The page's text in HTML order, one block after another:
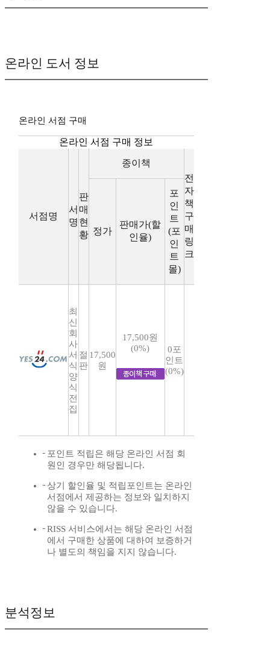
온라인 도서 정보
온라인 서점 구매
온라인 서점 구매 정보
서점명
서
명
판
매
현
황
종이책
전
자
책
구
매
링
크
정가
판매가(할
인율)
포
인
트
(포
인
트
몰)
최
신
회
사
서
식
양
식
전
집
절
판
17,500
원
17,500원
(0%)
0포
인트
(0%)
포인트 적립은 해당 온라인 서점 회
원인 경우만 해당됩니다.
상기 할인율 및 적립포인트는 온라인
서점에서 제공하는 정보와 일치하지
않을 수 있습니다.
RISS 서비스에서는 해당 온라인 서점
에서 구매한 상품에 대하여 보증하거
나 별도의 책임을 지지 않습니다.
분석정보